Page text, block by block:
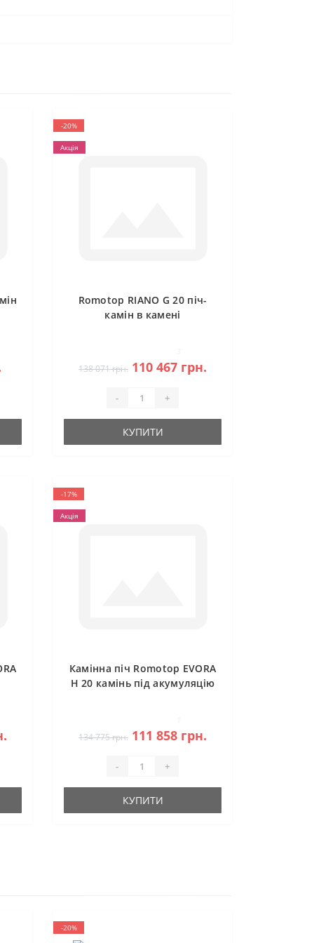
-20%
Акція
Romotop RIANO G 20 піч-
камін в камені
138 071 грн. 110 467 грн.
- +
КУПИТИ
-17%
Акція
Камінна піч Romotop EVORA
H 20 камінь під акумуляцію
134 775 грн. 111 858 грн.
- +
КУПИТИ
-20%